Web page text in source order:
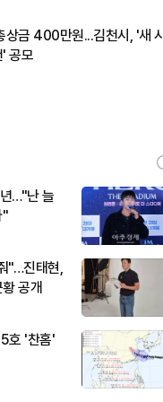
상금 400만원...김천시, '새 시
' 공모
…"난 늘
"
"…진태현,
공개
호 '찬홈'